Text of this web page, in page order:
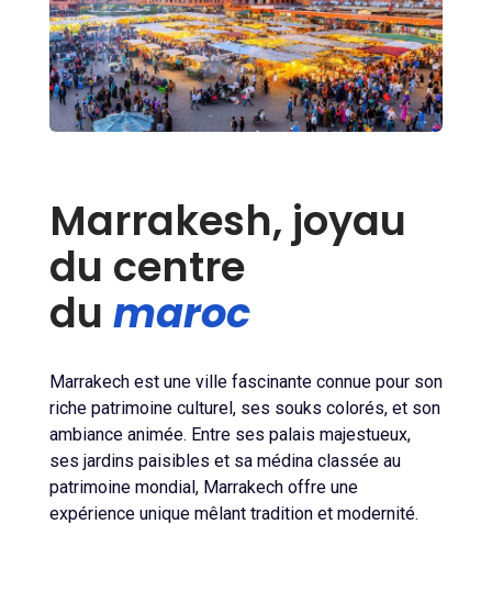
Marrakesh, joyau
du centre
du maroc
Marrakech est une ville fascinante connue pour son
riche patrimoine culturel, ses souks colorés, et son
ambiance animée. Entre ses palais majestueux,
ses jardins paisibles et sa médina classée au
patrimoine mondial, Marrakech offre une
expérience unique mêlant tradition et modernité.